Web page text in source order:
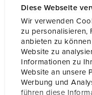
Diese Webseite
Wir verwenden
zu personalisieren,
anbieten zu
Website zu
Informationen zu
Website an unsere
Werbung und
führen diese
Clock position
Connection technology
Contact
Protection type